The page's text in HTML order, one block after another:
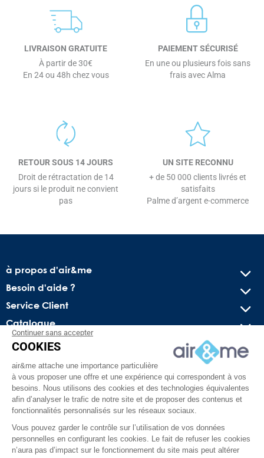
LIVRAISON GRATUITE
À partir de 30€
En 24 ou 48h chez vous
PAIEMENT SÉCURISÉ
En une ou plusieurs fois sans
frais avec Alma
RETOUR SOUS 14 JOURS
Droit de rétractation de 14
jours si le produit ne convient
pas
UN SITE RECONNU
+ de 50 000 clients livrés et
satisfaits
Palme d’argent e-commerce
à propos d'air&me
Besoin d'aide ?
Service Client
Catalogue
Recevez nos offres spéciales !
Conseils pratiques, bons plans exclusifs et actus sur l’air
intérieur. Pas de spam, juré !
Continuer sans accepter
COOKIES
air&me attache une importance particulière
à vous proposer une offre et une expérience qui correspondent à vos
besoins. Nous utilisons des cookies et des technologies équivalentes
afin d’analyser le trafic de notre site et de proposer des contenus et
fonctionnalités personnalisés sur les réseaux sociaux.
Vous pouvez garder le contrôle sur l’utilisation de vos données
personnelles en configurant les cookies. Le fait de refuser les cookies
n’aura pas d’impact sur le fonctionnement du site mais peut altérer